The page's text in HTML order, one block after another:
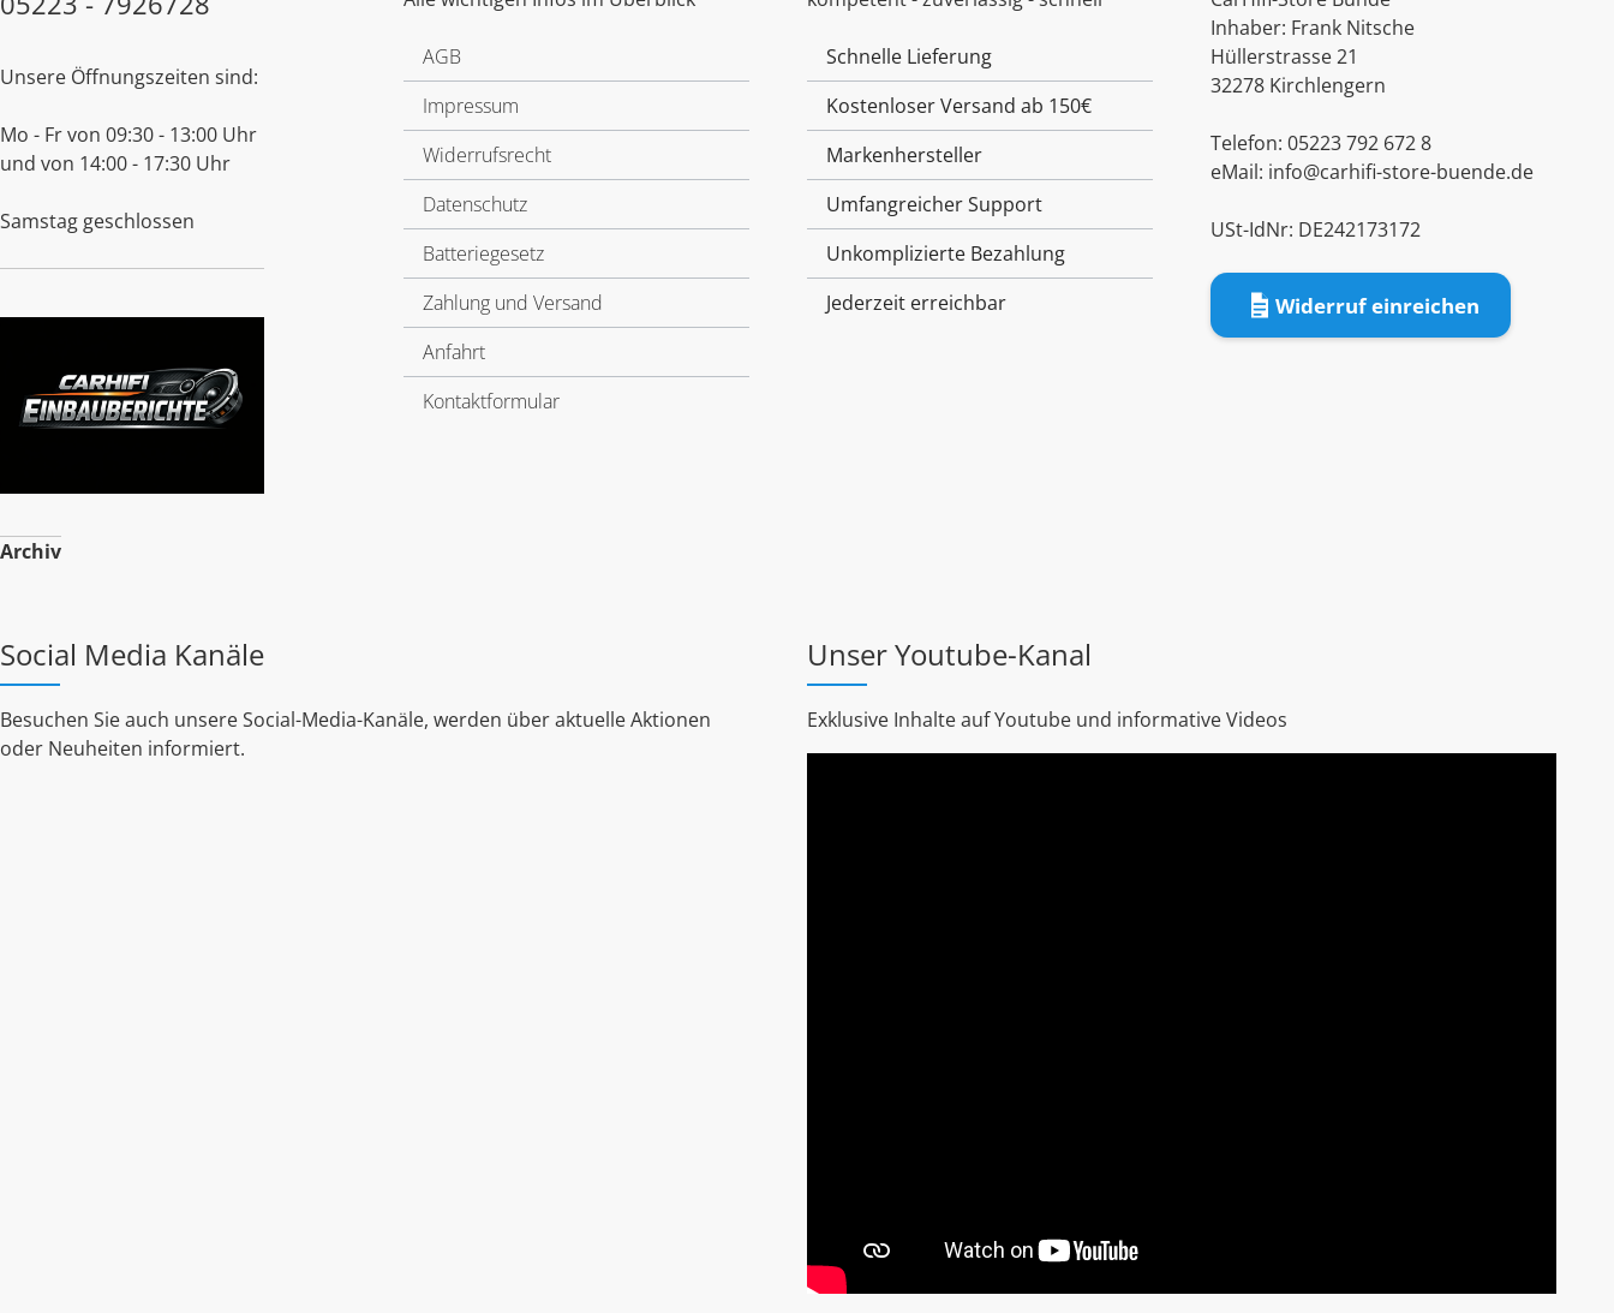
Unsere Öffnungszeiten sind:
Mo - Fr von 09:30 - 13:00 Uhr
und von 14:00 - 17:30 Uhr
Samstag geschlossen
Archiv
AGB
Impressum
Widerrufsrecht
Datenschutz
Batteriegesetz
Zahlung und Versand
Anfahrt
Kontaktformular
Schnelle Lieferung
Kostenloser Versand ab 150€
Markenhersteller
Umfangreicher Support
Unkomplizierte Bezahlung
Jederzeit erreichbar
Inhaber: Frank Nitsche
Hüllerstrasse 21
32278 Kirchlengern
Telefon: 05223 792 672 8
eMail: info@carhifi-store-buende.de
USt-IdNr: DE242173172
Widerruf einreichen
Social Media Kanäle
Besuchen Sie auch unsere Social-Media-Kanäle, werden über aktuelle Aktionen
oder Neuheiten informiert.
Unser Youtube-Kanal
Exklusive Inhalte auf Youtube und informative Videos